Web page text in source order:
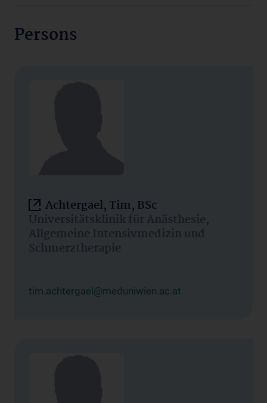
Persons
Achtergael, Tim, BSc
Universitätsklinik für Anästhesie,
Allgemeine Intensivmedizin und
Schmerztherapie
tim.achtergael@meduniwien.ac.at